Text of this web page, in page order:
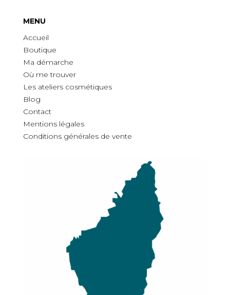
MENU
Accueil
Boutique
Ma démarche
Où me trouver
Les ateliers cosmétiques
Blog
Contact
Mentions légales
Conditions générales de vente